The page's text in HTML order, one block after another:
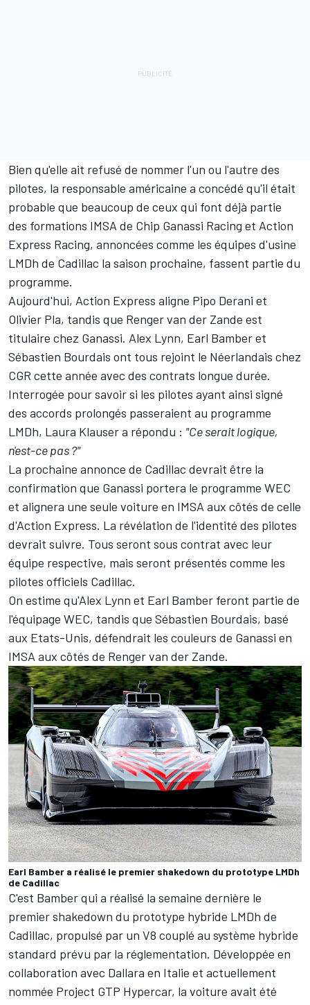
Bien qu'elle ait refusé de nommer l'un ou l'autre des
pilotes, la responsable américaine a concédé qu'il était
probable que beaucoup de ceux qui font déjà partie
des formations IMSA de Chip Ganassi Racing et Action
Express Racing, annoncées comme les équipes d'usine
LMDh de Cadillac la saison prochaine, fassent partie du
programme.
Aujourd'hui, Action Express aligne Pipo Derani et
Olivier Pla, tandis que Renger van der Zande est
titulaire chez Ganassi. Alex Lynn, Earl Bamberet
Sébastien Bourdais ont tous rejoint le Néerlandais chez
CGR cette année avec des contrats longue durée.
Interrogée pour savoir si les pilotes ayant ainsi signé
des accords prolongés passeraient au programme
LMDh, Laura Klauser a répondu : "Ce serait logique,
n'est-ce pas ?"
La prochaine annonce de Cadillac devrait être la
confirmation que Ganassi portera le programme WEC
et alignera une seule voiture en IMSA aux côtés de celle
d'Action Express. La révélation de l'identité des pilotes
devrait suivre. Tous seront sous contrat avec leur
équipe respective, mais seront présentés comme les
pilotes officiels Cadillac.
On estime qu'Alex Lynn et Earl Bamber feront partie de
l'équipage WEC, tandis que Sébastien Bourdais, basé
aux Etats-Unis, défendrait les couleurs de Ganassi en
IMSA aux côtés de Renger van der Zande.
Earl Bamber a réalisé le premier shakedown du prototype LMDh
de Cadillac
C'est Bamber qui a réalisé la semaine dernière le
premier shakedown du prototype hybride LMDh de
Cadillac, propulsé par un V8 couplé au système hybride
standard prévu par la réglementation. Développée en
collaboration avec Dallara en Italie et actuellement
nommée Project GTP Hypercar, la voiture avait été